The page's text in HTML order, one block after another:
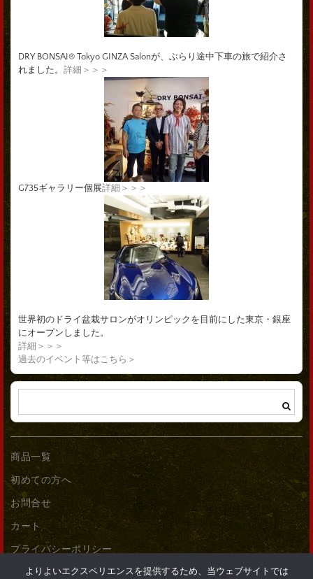
DRY BONSAI® Tokyo GINZA Salonが、ぶらり途中下車の旅で紹介さ
れました。 詳細＞＞＞
G735ギャラリー個展詳細＞＞＞
世界初のドライ盆栽サロンがオリンピックを目前にした東京・銀座
にオープンしました。
詳細＞＞＞
過去のイベント等はこちら＞
商品一覧
初めての方へ
お問合せ
カート
プライバシーポリシー
よりよいエクスペリエンスを提供するため、当ウェブサイトでは